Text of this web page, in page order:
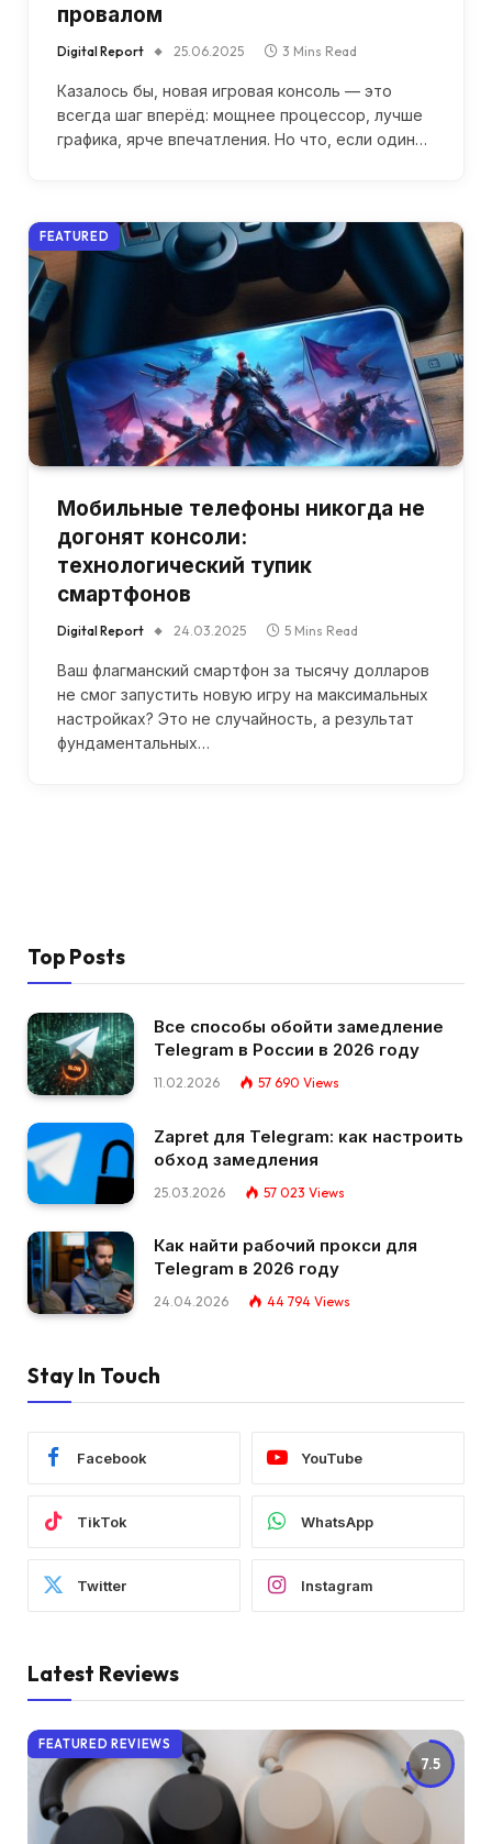
провалом
Digital Report 25.06.2025 3 Mins Read
Казалось бы, новая игровая консоль — это
всегда шаг вперёд: мощнее процессор, лучше
графика, ярче впечатления. Но что, если один…
FEATURED
Мобильные телефоны никогда не
догонят консоли:
технологический тупик
смартфонов
Digital Report 24.03.2025 5 Mins Read
Ваш флагманский смартфон за тысячу долларов
не смог запустить новую игру на максимальных
настройках? Это не случайность, а результат
фундаментальных…
Top Posts
Все способы обойти замедление
Telegram в России в 2026 году
11.02.2026 57 690 Views
Zapret для Telegram: как настроить
обход замедления
25.03.2026 57 023 Views
Как найти рабочий прокси для
Telegram в 2026 году
24.04.2026 44 794 Views
Stay In Touch
Facebook YouTube
TikTok WhatsApp
Twitter Instagram
Latest Reviews
7.5
FEATURED REVIEWS